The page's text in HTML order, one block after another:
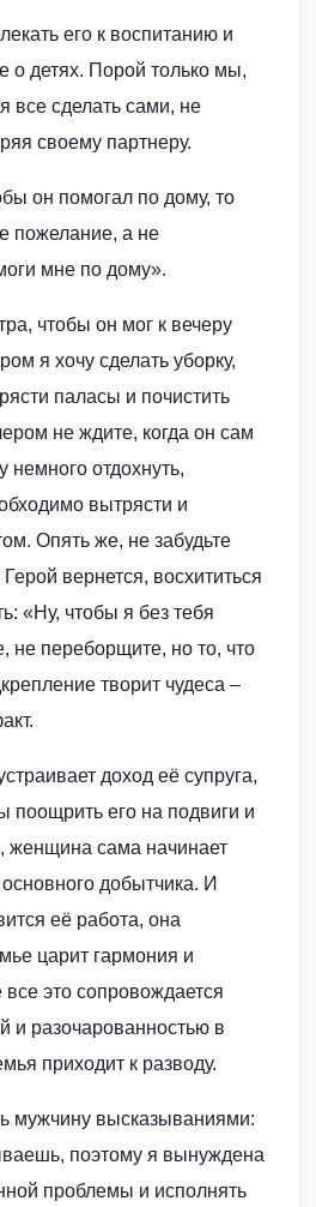
его к воспитанию и
о детях. Порой только мы,
сделать сами, не
своему партнеру.
он помогал по дому, то
пожелание, а не
мне по дому».
чтобы он мог к вечеру
я хочу сделать уборку,
паласы и почистить
не ждите, когда он сам
немного отдохнуть,
вытрясти и
Опять же, не забудьте
вернется, восхититься
«Ну, чтобы я без тебя
не переборщите, но то, что
творит чудеса –
доход её супруга,
поощрить его на подвиги и
женщина сама начинает
основного добытчика. И
её работа, она
царит гармония и
это сопровождается
и разочарованностью в
приходит к разводу.
мужчину высказываниями:
поэтому я вынуждена
проблемы и исполнять